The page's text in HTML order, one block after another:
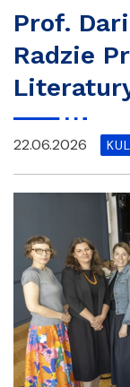
Prof.
Radzie
22.06.2026